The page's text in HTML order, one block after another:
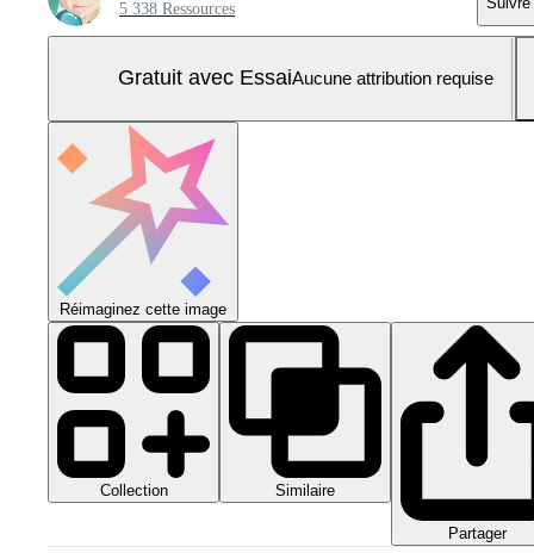
5 338 Ressources
Gratuit avec EssaiAucune attribution requise
Réimaginez cette image
Collection Similaire
Partager